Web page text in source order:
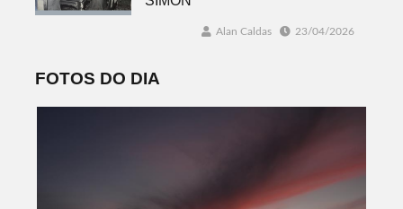
Alan Caldas 23/04/2026
FOTOS DO DIA